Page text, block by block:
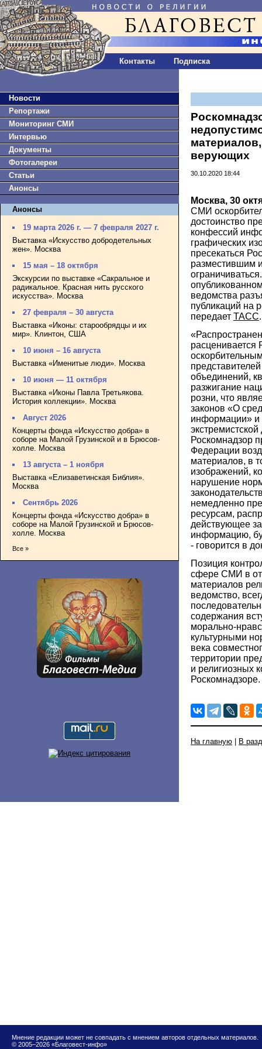
Контакты Подписка
Новости
Репортажи
Мониторинг СМИ
Интервью
Документы
Фотогалереи
Статьи
Анонсы
Анонсы
19 марта 2026 г. — 7 февраля 2027 г.
Выставка «Искусство добродетельных
жен». Москва
15 мая – 18 октября
Экскурсии по выставке «Сакральное и
радикальное. Красная нить русского
искусства». Москва
27 февраля – 30 августа
Выставка «Иконы: старообрядцы и их
мир». Клинтон, США
10 июня – 16 августа
Выставка «Именитые люди». Москва
10 июня — 11 октября
Выставка «Иконы Павла Третьякова.
История коллекции». Москва
Август 2026
Концерты фонда «Искусство добра» в
соборе на Малой Грузинской и в Брюсов-
холле. Москва
13 августа – 1 ноября
Выставка «Елизаветинская Библия».
Москва
Сентябрь 2026
Концерты фонда «Искусство добра» в
соборе на Малой Грузинской и Брюсов-
холле. Москва
Все »
верующих
30.10.2020 18:44
Москва, 30
СМИ
достоинство
конфессий
графических
пресекаться
разместившим
ведомства
публикаций на
передает ТАСС.
расценивается
объединений,
разжигание
розни, что
законов «О
информации» и
Роскомнадзор
Федерации
материалов, в
изображений,
нарушение
немедленно
ресурсам,
действующее
информацию,
- говорится в
Позиция
сфере СМИ в
материалов
ведомство,
содержания
морально-
культурными
века
территории
и религиозных
Роскомнадзоре.
На главную В
Мнение редакции может не совпадать с мнением авторов отдельных материалов.
© 2005–2026 «Благовест-инфо»